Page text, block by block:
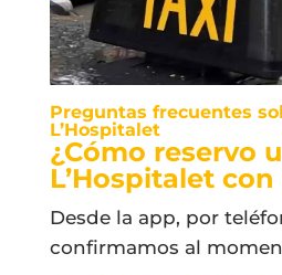
Preguntas frecuentes
L’Hospitalet
¿Cómo reservo
L’Hospitalet con
Desde la app, por
confirmamos al